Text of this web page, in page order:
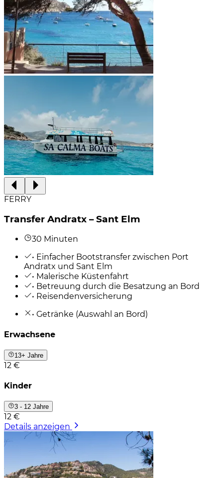
FERRY
Transfer Andratx – Sant Elm
30 Minuten
• Einfacher Bootstransfer zwischen Port
Andratx und Sant Elm
• Malerische Küstenfahrt
• Betreuung durch die Besatzung an Bord
• Reisendenversicherung
• Getränke (Auswahl an Bord)
Erwachsene
13+ Jahre
12 €
Kinder
3 - 12 Jahre
12 €
Details anzeigen